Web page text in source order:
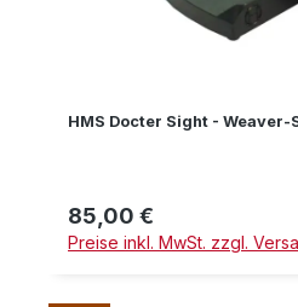
HMS Docter Sight - Weaver-
Regulärer Preis:
85,00 €
Preise inkl. MwSt. zzgl.